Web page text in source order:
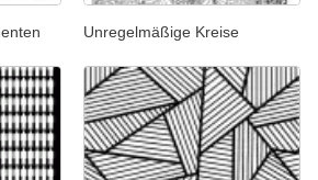
Unregelmäßige Kreise